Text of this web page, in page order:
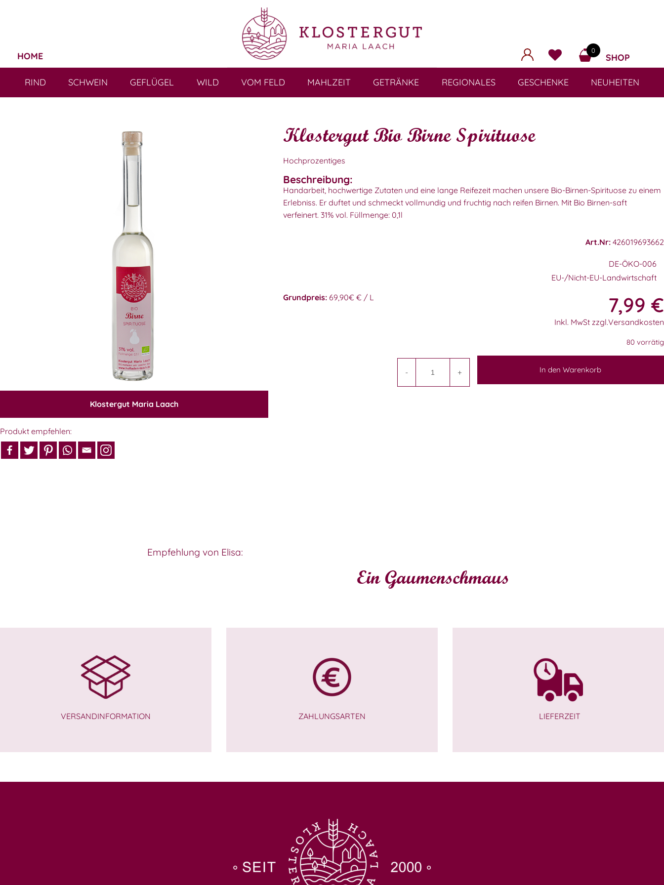
HOME 0
SHOP
RIND SCHWEIN GEFLÜGEL WILD VOM FELD MAHLZEIT GETRÄNKE REGIONALES GESCHENKE NEUHEITEN
Klostergut Maria Laach
Produkt empfehlen:
Klostergut Bio Birne Spirituose
Hochprozentiges
Beschreibung:
Handarbeit, hochwertige Zutaten und eine lange Reifezeit machen unsere Bio-Birnen-Spirituose zu einem
Erlebniss. Er duftet und schmeckt vollmundig und fruchtig nach reifen Birnen. Mit Bio Birnen-saft
verfeinert. 31% vol. Füllmenge: 0,1l
Art.Nr: 426019693662
DE-ÖKO-006
EU-/Nicht-EU-Landwirtschaft
Grundpreis: 69,90€ € / L 7,99 €
Inkl. MwSt zzgl.Versandkosten
80 vorrätig
- + In den Warenkorb
Empfehlung von Elisa:
Ein Gaumenschmaus
VERSANDINFORMATION ZAHLUNGSARTEN LIEFERZEIT